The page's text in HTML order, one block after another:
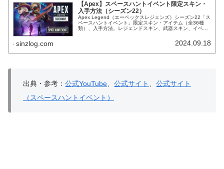
【Apex】スペースハントイベント限定スキン・
入手方法（シーズン22）
Apex Legend（エーペックスレジェンズ）シーズン22「ス
ペースハントイベント」限定スキン・アイテム（全36種
類）、入手方法。レジェンドスキン、武器スキン、イベン
sinzlog.com 2024.09.18
出典・参考： 公式YouTube、 公式サイト 、 公式サイト
（スペースハントイベント）